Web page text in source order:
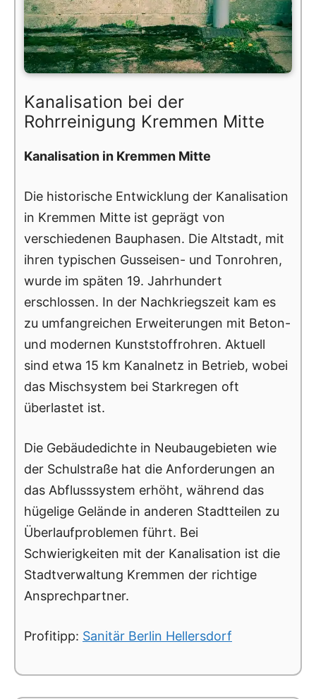
Kanalisation bei der
Rohrreinigung Kremmen Mitte
Kanalisation in Kremmen Mitte
Die historische Entwicklung der Kanalisation
in Kremmen Mitte ist geprägt von
verschiedenen Bauphasen. Die Altstadt, mit
ihren typischen Gusseisen- und Tonrohren,
wurde im späten 19. Jahrhundert
erschlossen. In der Nachkriegszeit kam es
zu umfangreichen Erweiterungen mit Beton-
und modernen Kunststoffrohren. Aktuell
sind etwa 15 km Kanalnetz in Betrieb, wobei
das Mischsystem bei Starkregen oft
überlastet ist.
Die Gebäudedichte in Neubaugebieten wie
der Schulstraße hat die Anforderungen an
das Abflusssystem erhöht, während das
hügelige Gelände in anderen Stadtteilen zu
Überlaufproblemen führt. Bei
Schwierigkeiten mit der Kanalisation ist die
Stadtverwaltung Kremmen der richtige
Ansprechpartner.
Profitipp: Sanitär Berlin Hellersdorf